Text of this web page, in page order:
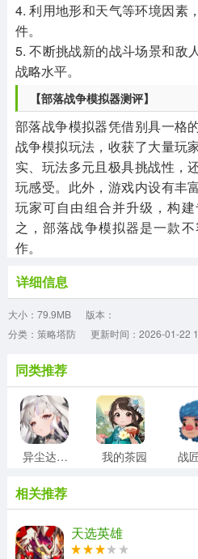
4. 利用地形和天气等环境因素
件。
5. 不断挑战新的战斗场景和敌
战略水平。
【部落战争模拟器测评】
部落战争模拟器凭借别具一格
战争模拟玩法，收获了大量玩
实、玩法多元且极具挑战性，
玩感受。此外，游戏内设有丰
玩家可自由组合并升级，构
之，部落战争模拟器是一款
作。
详细信息
大小：79.9MB
版本：
分类：策略塔防
更新时间：2026-01-22
同类推荐
异尘达米拉 我的茶园 战
相关推荐
天选英雄